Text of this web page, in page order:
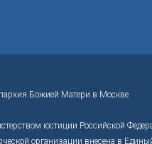
Божией Матери в Москве
юстиции Российской
организации внесена в